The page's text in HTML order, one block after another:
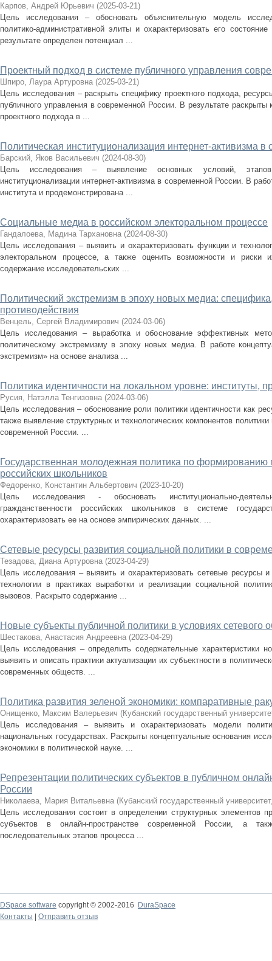
Карпов, Андрей Юрьевич (2025-03-21)
Цель исследования – обосновать объяснительную модель
политико-административной элиты и охарактеризовать его
результате определен потенциал ...
Проектный подход в системе публичного управления
Шпиро, Лаура Артуровна (2025-03-21)
Цель исследования – раскрыть специфику проектного подхода,
публичного управления в современной России. В результате
проектного подхода в ...
Политическая институционализация интернет-активизма
Барский, Яков Васильевич (2024-08-30)
Цель исследования – выявление основных условий, этапов
институционализации интернет-активизма в современной России. В
института и продемонстрирована ...
Социальные медиа в российском электоральном процессе
Гандалоева, Мадина Тархановна (2024-08-30)
Цель исследования – выявить и охарактеризовать функции и
электоральном процессе, а также оценить возможности и риски
содержание исследовательских ...
Политический экстремизм в эпоху новых медиа:
противодействия
Венцель, Сергей Владимирович (2024-03-06)
Цель исследования – выработка и обоснование эффективных
политическому экстремизму в эпоху новых медиа. В работе
экстремизм» на основе анализа ...
Политика идентичности на локальном уровне: институты,
Русия, Натэлла Тенгизовна (2024-03-06)
Цель исследования – обоснование роли политики идентичности как
также выявление структурных и технологических компонентов
современной России. ...
Государственная молодежная политика по формированию
российских школьников
Федоренко, Константин Альбертович (2023-10-20)
Цель исследования - обосновать институционально-
гражданственности российских школьников в системе
охарактеризовать ее на основе эмпирических данных. ...
Сетевые ресурсы развития социальной политики в
Тезадова, Диана Артуровна (2023-04-29)
Цель исследования – выявить и охарактеризовать сетевые ресурсы
технологии в практиках выработки и реализации социальной
вызовов. Раскрыто содержание ...
Новые субъекты публичной политики в условиях сетевого
Шестакова, Анастасия Андреевна (2023-04-29)
Цель исследования – определить содержательные характеристики
выявить и описать практики актуализации их субъектности в
современных обществ. ...
Политика развития зеленой экономики: компаративные
Онищенко, Максим Валерьевич (Кубанский государственный
Цель исследования – выявить и охарактеризовать модели
национальных государствах. Раскрыты концептуальные основания
экономики в политической науке. ...
Репрезентации политических субъектов в публичном
России
Николаева, Мария Витальевна (Кубанский государственный университет
Цель исследования состоит в определении структурных элементов
субъектов в онлайн-пространстве современной России, а
последовательных этапов процесса ...
DSpace software copyright © 2002-2016
DuraSpace
Контакты
Отправить отзыв